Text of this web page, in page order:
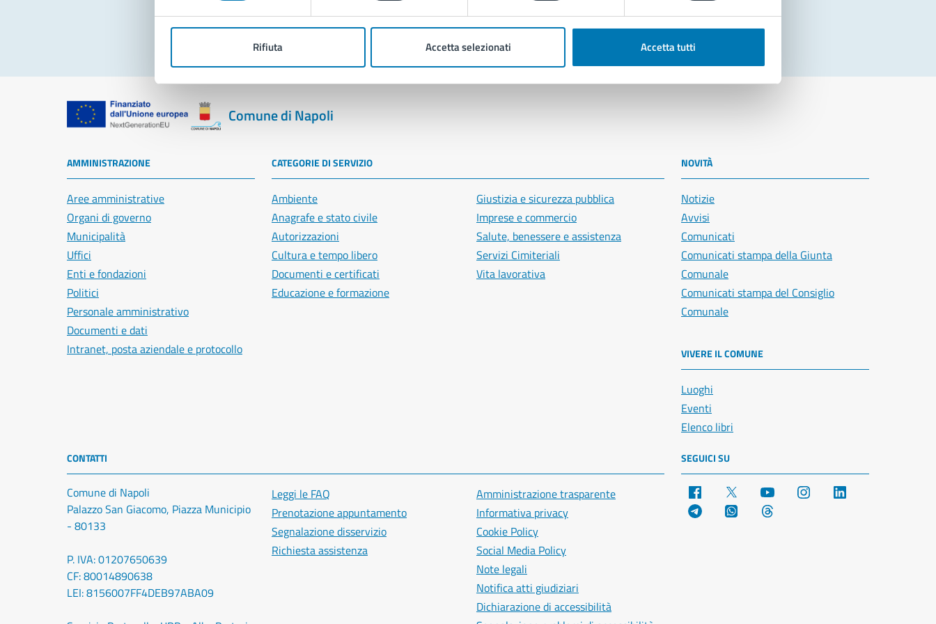
Rifiuta Accetta selezionati Accetta tutti
Segnala disservizio
Comune di Napoli
AMMINISTRAZIONE
Aree amministrative
Organi di governo
Municipalità
Uffici
Enti e fondazioni
Politici
Personale amministrativo
Documenti e dati
Intranet, posta aziendale e protocollo
CATEGORIE DI SERVIZIO
Ambiente
Anagrafe e stato civile
Autorizzazioni
Cultura e tempo libero
Documenti e certificati
Educazione e formazione
Giustizia e sicurezza pubblica
Imprese e commercio
Salute, benessere e assistenza
Servizi Cimiteriali
Vita lavorativa
NOVITÀ
Notizie
Avvisi
Comunicati
Comunicati stampa della Giunta
Comunale
Comunicati stampa del Consiglio
Comunale
VIVERE IL COMUNE
Luoghi
Eventi
Elenco libri
CONTATTI
Comune di Napoli
Palazzo San Giacomo, Piazza Municipio
- 80133
P. IVA: 01207650639
CF: 80014890638
LEI: 8156007FF4DEB97ABA09
Leggi le FAQ
Prenotazione appuntamento
Segnalazione disservizio
Richiesta assistenza
Amministrazione trasparente
Informativa privacy
Cookie Policy
Social Media Policy
Note legali
Notifica atti giudiziari
Dichiarazione di accessibilità
SEGUICI SU
Facebook YouTube Instagram
Telegram WhatsApp